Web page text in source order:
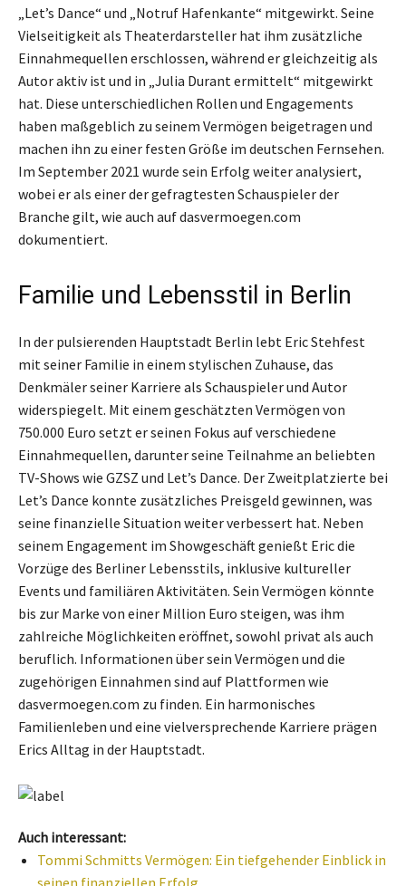
„Let’s Dance“ und „Notruf Hafenkante“ mitgewirkt. Seine
Vielseitigkeit als Theaterdarsteller hat ihm zusätzliche
Einnahmequellen erschlossen, während er gleichzeitig als
Autor aktiv ist und in „Julia Durant ermittelt“ mitgewirkt
hat. Diese unterschiedlichen Rollen und Engagements
haben maßgeblich zu seinem Vermögen beigetragen und
machen ihn zu einer festen Größe im deutschen Fernsehen.
Im September 2021 wurde sein Erfolg weiter analysiert,
wobei er als einer der gefragtesten Schauspieler der
Branche gilt, wie auch auf dasvermoegen.com
dokumentiert.
Familie und Lebensstil in Berlin
In der pulsierenden Hauptstadt Berlin lebt Eric Stehfest
mit seiner Familie in einem stylischen Zuhause, das
Denkmäler seiner Karriere als Schauspieler und Autor
widerspiegelt. Mit einem geschätzten Vermögen von
750.000 Euro setzt er seinen Fokus auf verschiedene
Einnahmequellen, darunter seine Teilnahme an beliebten
TV-Shows wie GZSZ und Let’s Dance. Der Zweitplatzierte bei
Let’s Dance konnte zusätzliches Preisgeld gewinnen, was
seine finanzielle Situation weiter verbessert hat. Neben
seinem Engagement im Showgeschäft genießt Eric die
Vorzüge des Berliner Lebensstils, inklusive kultureller
Events und familiären Aktivitäten. Sein Vermögen könnte
bis zur Marke von einer Million Euro steigen, was ihm
zahlreiche Möglichkeiten eröffnet, sowohl privat als auch
beruflich. Informationen über sein Vermögen und die
zugehörigen Einnahmen sind auf Plattformen wie
dasvermoegen.com zu finden. Ein harmonisches
Familienleben und eine vielversprechende Karriere prägen
Erics Alltag in der Hauptstadt.
Auch interessant:
Tommi Schmitts Vermögen: Ein tiefgehender Einblick in
seinen finanziellen Erfolg